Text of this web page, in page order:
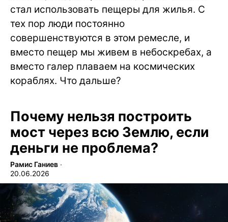
стал использовать пещеры для жилья. С
тех пор люди постоянно
совершенствуются в этом ремесле, и
вместо пещер мы живем в небоскребах, а
вместо галер плаваем на космических
кораблях. Что дальше?
Почему нельзя построить
мост через всю Землю, если
деньги не проблема?
Рамис Ганиев ∙
20.06.2026